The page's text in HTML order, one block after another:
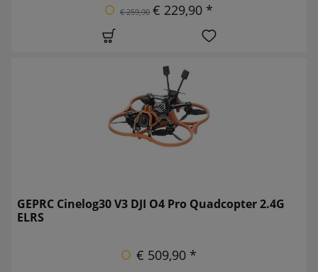
€ 259,90 € 229,90 *
GEPRC Cinelog30 V3 DJI O4 Pro Quadcopter 2.4G
ELRS
€ 509,90 *